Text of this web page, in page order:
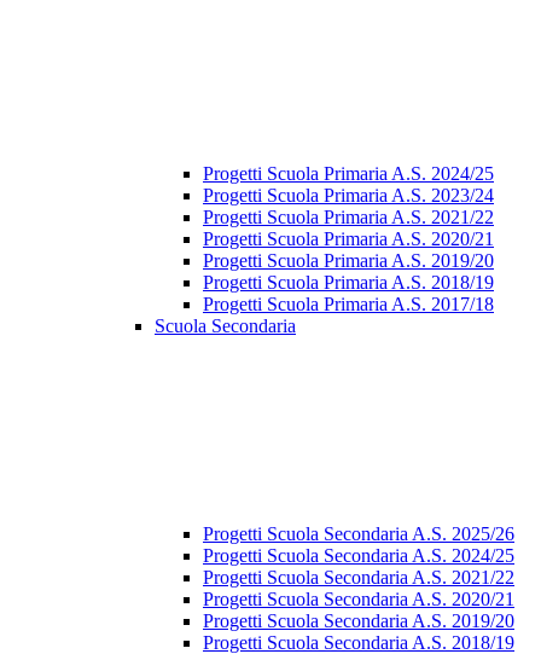
Progetti Scuola Primaria A.S. 2024/25
Progetti Scuola Primaria A.S. 2023/24
Progetti Scuola Primaria A.S. 2021/22
Progetti Scuola Primaria A.S. 2020/21
Progetti Scuola Primaria A.S. 2019/20
Progetti Scuola Primaria A.S. 2018/19
Progetti Scuola Primaria A.S. 2017/18
Scuola Secondaria
Progetti Scuola Secondaria A.S. 2025/26
Progetti Scuola Secondaria A.S. 2024/25
Progetti Scuola Secondaria A.S. 2021/22
Progetti Scuola Secondaria A.S. 2020/21
Progetti Scuola Secondaria A.S. 2019/20
Progetti Scuola Secondaria A.S. 2018/19